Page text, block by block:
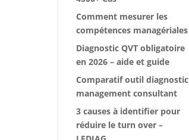
Comment mesurer les
compétences managériales
Diagnostic QVT obligatoire
en 2026 – aide et guide
Comparatif outil diagnostic
management consultant
3 causes à identifier pour
réduire le turn over –